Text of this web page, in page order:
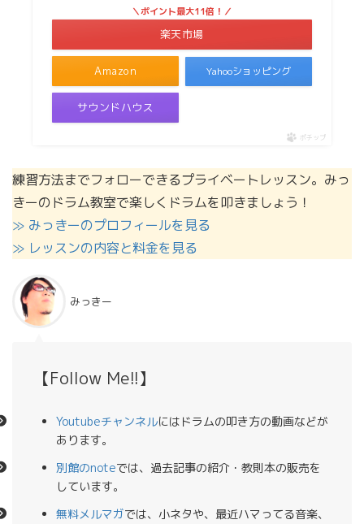
Amazon
＼ポイント最大11倍！／
楽天市場
Yahooショッピング
サウンドハウス
ポチップ
練習方法までフォローできるプライベートレッスン。みっ
きーのドラム教室で楽しくドラムを叩きましょう！
≫ みっきーのプロフィールを見る
≫ レッスンの内容と料金を見る
みっきー
【Follow Me!!】
Youtubeチャンネルにはドラムの叩き方の動画などが
あります。
別館のnoteでは、過去記事の紹介・教則本の販売を
しています。
無料メルマガでは、小ネタや、最近ハマってる音楽、